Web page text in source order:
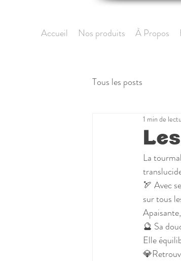
Accueil Nos produits À Propos
Tous les posts
1 min de
La
🏹 Avec
sur tous
🔮 Sa
Elle